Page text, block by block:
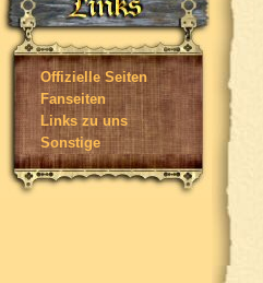
Offizielle Seiten
Fanseiten
Links zu uns
Sonstige